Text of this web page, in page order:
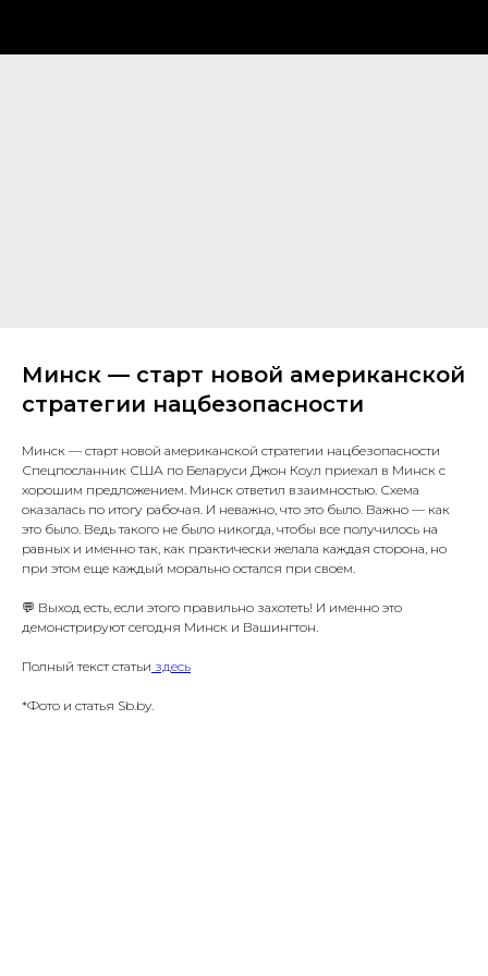
Минск — старт новой американской
стратегии нацбезопасности
Минск — старт новой американской стратегии нацбезопасности
Спецпосланник США по Беларуси Джон Коул приехал в Минск с
хорошим предложением. Минск ответил взаимностью. Схема
оказалась по итогу рабочая. И неважно, что это было. Важно — как
это было. Ведь такого не было никогда, чтобы все получилось на
равных и именно так, как практически желала каждая сторона, но
при этом еще каждый морально остался при своем.
💬 Выход есть, если этого правильно захотеть! И именно это
демонстрируют сегодня Минск и Вашингтон.
Полный текст статьи здесь
*Фото и статья Sb.by.